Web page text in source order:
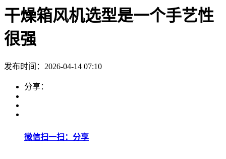
干燥箱风机选型是一个手艺性
很强
发布时间：2026-04-14 07:10
分享：
微信扫一扫：分享